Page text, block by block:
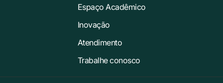
Espaço Acadêmico
Inovação
Atendimento
Trabalhe conosco